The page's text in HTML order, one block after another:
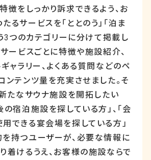
徴をしっかり訴求できるよう、お
るサービスを「ととのう」「泊ま
3 つのカテゴリーに分けて掲載し
サービスごとに特徴や施設紹介、
ギャラリー、よくある質問などのペ
ンテンツ量を充実させました。そ
新たなサウナ施設を開拓したい
の宿泊施設を探している方」、「会
できる宴会場を探している方」
持つユーザーが、必要な情報に
着けるうえ、お客様の施設ならで